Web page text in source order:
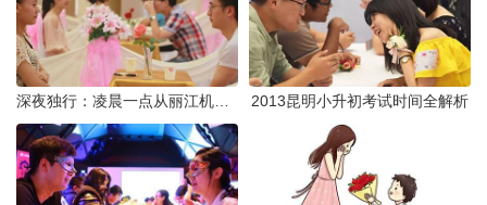
2013昆明小升初考试时间全解析